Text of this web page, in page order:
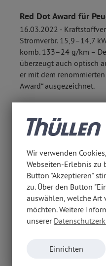
Red Dot Award für
16.03.2022 -
Stromverbr. 15,9–14,7
komb. 133–24 g/km –
überzeugt auch optisch
er mit dem
Award“ ausgezeichnet.
Auto Thüllen ist „E-
15.03.2022 -
Zukunft – bei Thüllen
Gebiet besonders
jetzt von Peugeot als „E-
Wir verwenden
Webseiten-Erlebnis zu
Button "Akzeptieren"
zu. Über den Button
auswählen, welche Art
möchten. Weitere
unserer
Einrichten